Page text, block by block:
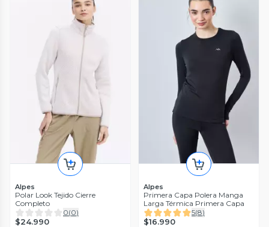
Alpes
Polar Look Tejido Cierre
Completo
0(0)
$24.990
Alpes
Primera Capa Polera Manga
Larga Térmica Primera Capa
5(8)
$16.990